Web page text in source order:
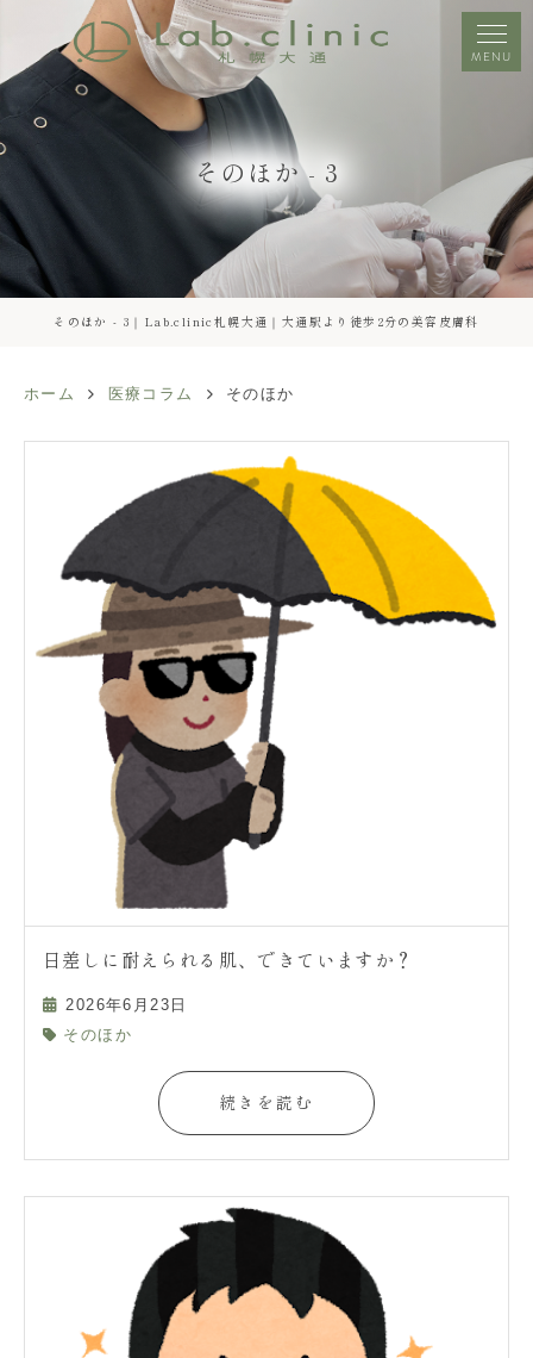
MENU
そのほか - 3
そのほか - 3｜Lab.clinic札幌大通｜大通駅より徒歩2分の美容皮膚科
ホーム 医療コラム そのほか
日差しに耐えられる肌、できていますか？
2026年6月23日
そのほか
続きを読む